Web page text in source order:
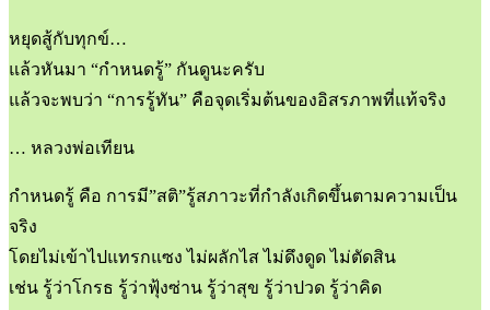
หยุดสู้กับทุกข์…
แล้วหันมา “กำหนดรู้” กันดูนะครับ
แล้วจะพบว่า “การรู้ทัน” คือจุดเริ่มต้นของอิสรภาพที่แท้จริง
… หลวงพ่อเทียน
กำหนดรู้ คือ การมี”สติ”รู้สภาวะที่กำลังเกิดขึ้นตามความเป็น
จริง
โดยไม่เข้าไปแทรกแซง ไม่ผลักไส ไม่ดึงดูด ไม่ตัดสิน
เช่น รู้ว่าโกรธ รู้ว่าฟุ้งซ่าน รู้ว่าสุข รู้ว่าปวด รู้ว่าคิด